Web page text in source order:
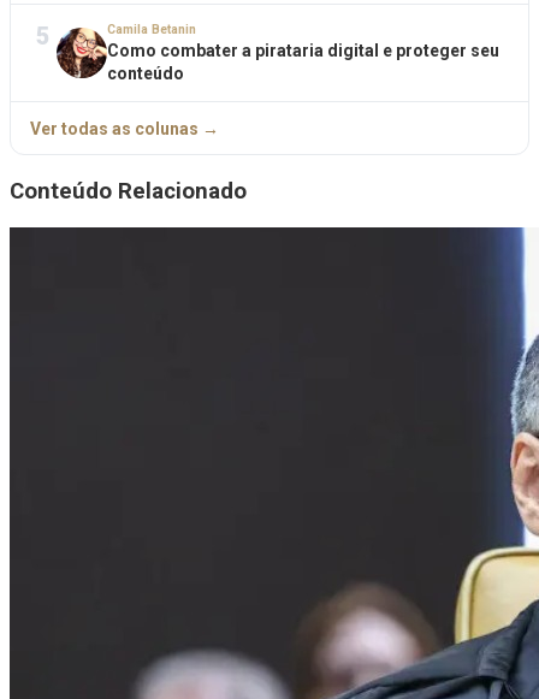
5 Camila Betanin
Como combater a pirataria digital e proteger seu
conteúdo
Ver todas as colunas →
Conteúdo Relacionado